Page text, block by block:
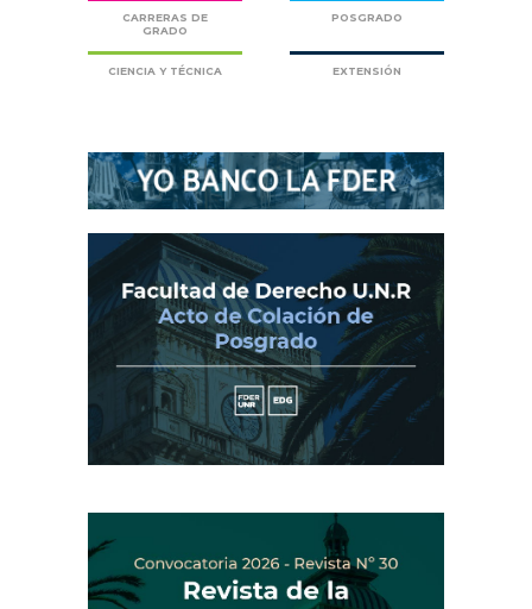
CARRERAS DE
GRADO
POSGRADO
CIENCIA Y TÉCNICA EXTENSIÓN